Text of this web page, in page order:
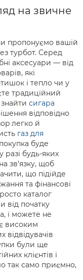
на звичне
пропонуємо вашій
турбот. Серед
аксесуари — від
які
і тепло чи у
традиційний
сигара
відповідно
легко й
газ для
буде
разі будь-яких
зв’язку, щоб
що підійде
та фінансові
каталог
від початку
і можете не
високим
були ще
клієнтів і
так само приємно,